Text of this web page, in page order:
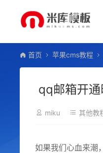
首页 苹果cms教程
qq邮箱开
miku 其他教
如果我们心血来潮